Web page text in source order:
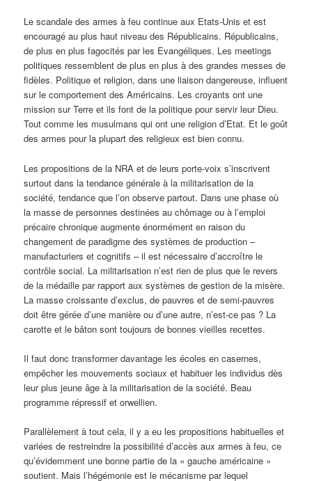
Le scandale des armes à feu continue aux Etats-Unis et est
encouragé au plus haut niveau des Républicains. Républicains,
de plus en plus fagocités par les Evangéliques. Les meetings
politiques ressemblent de plus en plus à des grandes messes de
fidèles. Politique et religion, dans une liaison dangereuse, influent
sur le comportement des Américains. Les croyants ont une
mission sur Terre et ils font de la politique pour servir leur Dieu.
Tout comme les musulmans qui ont une religion d’Etat. Et le goût
des armes pour la plupart des religieux est bien connu.
Les propositions de la NRA et de leurs porte-voix s’inscrivent
surtout dans la tendance générale à la militarisation de la
société, tendance que l’on observe partout. Dans une phase où
la masse de personnes destinées au chômage ou à l’emploi
précaire chronique augmente énormément en raison du
changement de paradigme des systèmes de production –
manufacturiers et cognitifs – il est nécessaire d’accroître le
contrôle social. La militarisation n’est rien de plus que le revers
de la médaille par rapport aux systèmes de gestion de la misère.
La masse croissante d’exclus, de pauvres et de semi-pauvres
doit être gérée d’une manière ou d’une autre, n’est-ce pas ? La
carotte et le bâton sont toujours de bonnes vieilles recettes.
Il faut donc transformer davantage les écoles en casernes,
empêcher les mouvements sociaux et habituer les individus dès
leur plus jeune âge à la militarisation de la société. Beau
programme répressif et orwellien.
Parallèlement à tout cela, il y a eu les propositions habituelles et
variées de restreindre la possibilité d’accès aux armes à feu, ce
qu’évidemment une bonne partie de la « gauche américaine »
soutient. Mais l’hégémonie est le mécanisme par lequel